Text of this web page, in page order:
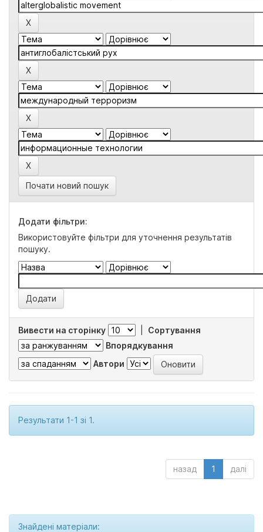
Почати новий пошук
Додати фільтри:
Використовуйте фільтри для уточнення результатів
пошуку.
Вивести на сторінку
Сортування
Впорядкування
Автори
Результати 1-1 зі 1.
назад 1 далі
Знайдені матеріали: